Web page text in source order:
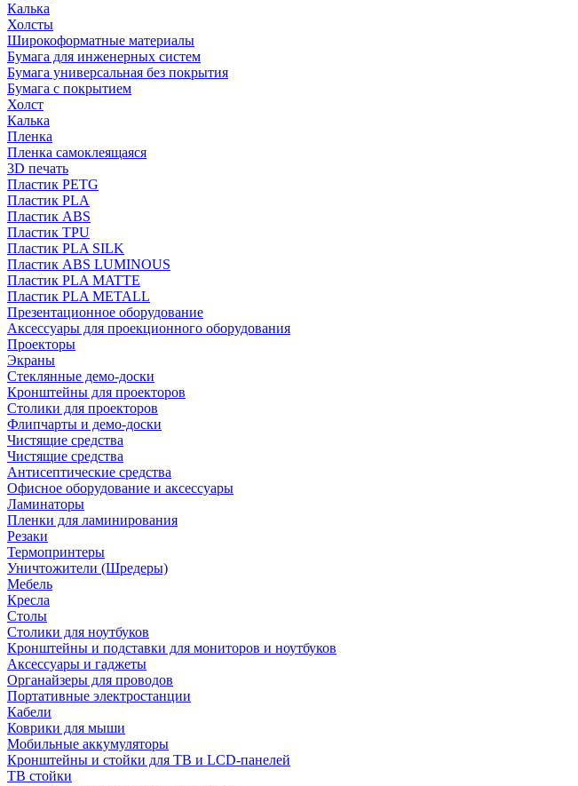
Калька
Холсты
Широкоформатные материалы
Бумага для инженерных систем
Бумага универсальная без покрытия
Бумага с покрытием
Холст
Калька
Пленка
Пленка самоклеящаяся
3D печать
Пластик PETG
Пластик PLA
Пластик ABS
Пластик TPU
Пластик PLA SILK
Пластик ABS LUMINOUS
Пластик PLA MATTE
Пластик PLA METALL
Презентационное оборудование
Аксессуары для проекционного оборудования
Проекторы
Экраны
Стеклянные демо-доски
Кронштейны для проекторов
Столики для проекторов
Флипчарты и демо-доски
Чистящие средства
Чистящие средства
Антисептические средства
Офисное оборудование и аксессуары
Ламинаторы
Пленки для ламинирования
Резаки
Термопринтеры
Уничтожители (Шредеры)
Мебель
Кресла
Столы
Столики для ноутбуков
Кронштейны и подставки для мониторов и ноутбуков
Аксессуары и гаджеты
Органайзеры для проводов
Портативные электростанции
Кабели
Коврики для мыши
Мобильные аккумуляторы
Кронштейны и стойки для ТВ и LCD-панелей
ТВ стойки